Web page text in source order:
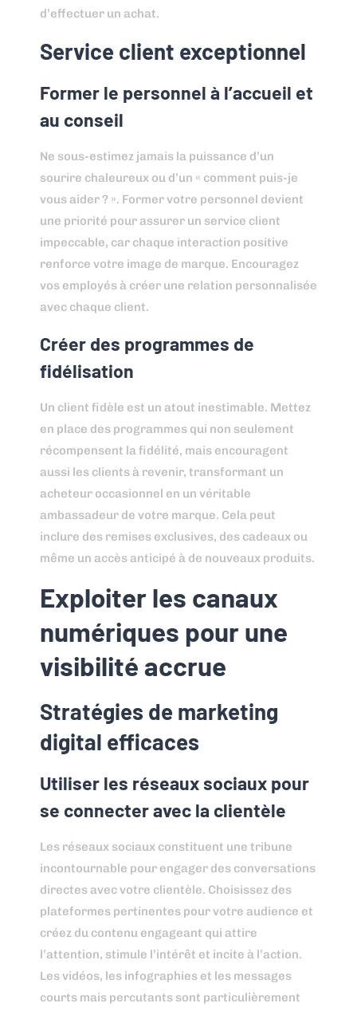
d’effectuer un achat.
Service client exceptionnel
Former le personnel à l’accueil et
au conseil
Ne sous-estimez jamais la puissance d’un
sourire chaleureux ou d’un « comment puis-je
vous aider ? ». Former votre personnel devient
une priorité pour assurer un service client
impeccable, car chaque interaction positive
renforce votre image de marque. Encouragez
vos employés à créer une relation personnalisée
avec chaque client.
Créer des programmes de
fidélisation
Un client fidèle est un atout inestimable. Mettez
en place des programmes qui non seulement
récompensent la fidélité, mais encouragent
aussi les clients à revenir, transformant un
acheteur occasionnel en un véritable
ambassadeur de votre marque. Cela peut
inclure des remises exclusives, des cadeaux ou
même un accès anticipé à de nouveaux produits.
Exploiter les canaux
numériques pour une
visibilité accrue
Stratégies de marketing
digital efficaces
Utiliser les réseaux sociaux pour
se connecter avec la clientèle
Les réseaux sociaux constituent une tribune
incontournable pour engager des conversations
directes avec votre clientèle. Choisissez des
plateformes pertinentes pour votre audience et
créez du contenu engageant qui attire
l’attention, stimule l’intérêt et incite à l’action.
Les vidéos, les infographies et les messages
courts mais percutants sont particulièrement